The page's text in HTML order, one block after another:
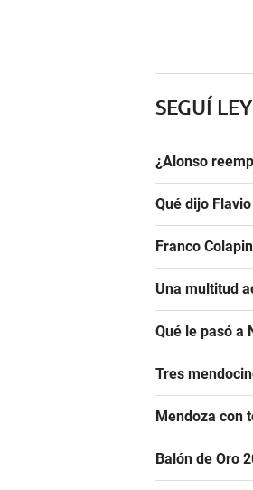
SEGUÍ
¿Alonso
Qué dijo
Franco
Una multitud
Qué le pasó a
Tres
Mendoza con
Balón de Oro